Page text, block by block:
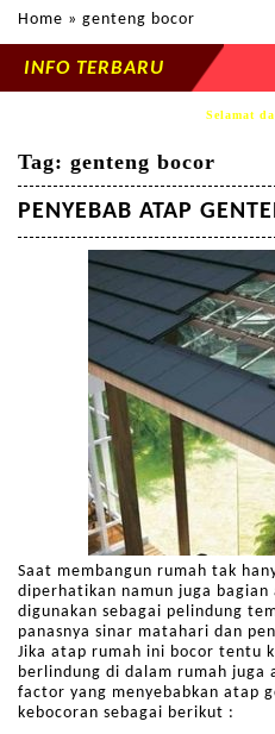
Home » genteng bocor
INFO TERBARU
Selamat datang di
Tag: genteng bocor
PENYEBAB ATAP
Saat membangun rumah tak
diperhatikan namun juga
digunakan sebagai pelindung
panasnya sinar matahari dan
Jika atap rumah ini bocor tentu
berlindung di dalam rumah juga
factor yang menyebabkan atap
kebocoran sebagai berikut :